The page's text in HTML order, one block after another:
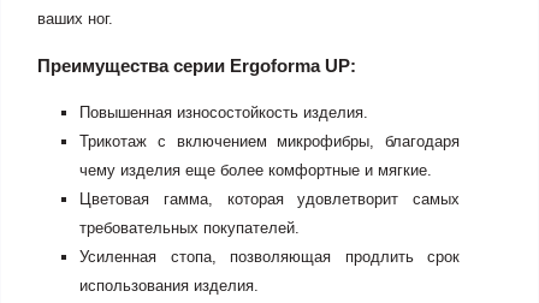
ваших ног.
Преимущества серии Ergoforma UP:
Повышенная износостойкость изделия.
Трикотаж с включением микрофибры, благодаря
чему изделия еще более комфортные и мягкие.
Цветовая гамма, которая удовлетворит самых
требовательных покупателей.
Усиленная стопа, позволяющая продлить срок
использования изделия.